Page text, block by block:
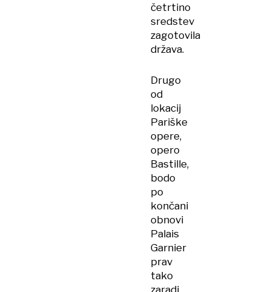
četrtino
sredstev
zagotovila
država.
Drugo
od
lokacij
Pariške
opere,
opero
Bastille,
bodo
po
končani
obnovi
Palais
Garnier
prav
tako
zaradi